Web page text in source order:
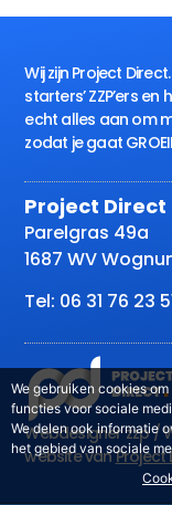
Wij zijn Project
starters’ ZZP’ers
echt alles aan om
zodat je gaat
Project Direct
Parelgras 49a
1687 WV
Tel: 06 31 76 23
Webdesigner zzp /
website vanProject
We gebruiken cookies
functies voor sociale
We delen ook informatie
het gebied van sociale